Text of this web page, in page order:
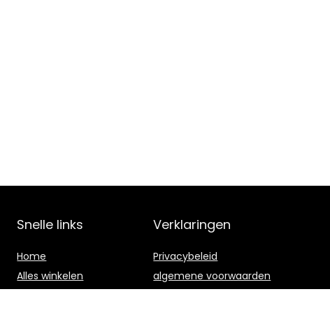
Snelle links
Home
Alles winkelen
Verklaringen
Privacybeleid
algemene voorwaarden